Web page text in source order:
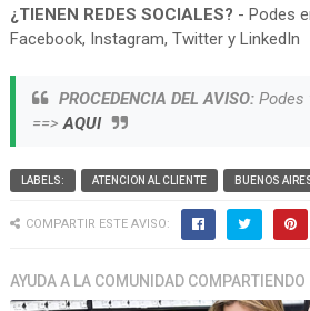
¿TIENEN REDES SOCIALES? - Podes
Facebook, Instagram, Twitter y LinkedIn
PROCEDENCIA DEL AVISO:Podes
==>AQUI
LABELS: ATENCION AL CLIENTE BUENOS
COMPARTIR ESTE AVISO:
AYUDA A LA COMUNIDAD COMPARTIENDO